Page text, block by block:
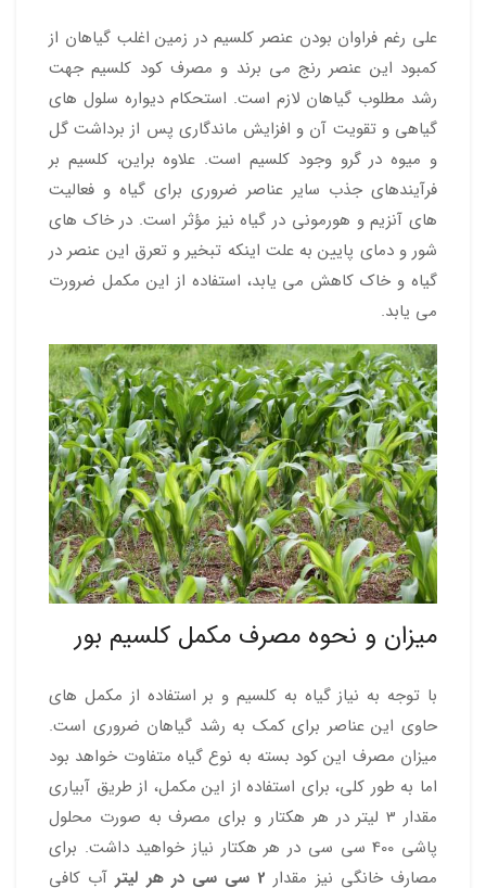
علی رغم فراوان بودن عنصر کلسیم در زمین اغلب گیاهان از
کمبود این عنصر رنج می برند و مصرف کود کلسیم جهت
رشد مطلوب گیاهان لازم است. استحکام دیواره سلول های
گیاهی و تقویت آن و افزایش ماندگاری پس از برداشت گل
و میوه در گرو وجود کلسیم است. علاوه براین، کلسیم بر
فرآیندهای جذب سایر عناصر ضروری برای گیاه و فعالیت
های آنزیم و هورمونی در گیاه نیز مؤثر است. در خاک های
شور و دمای پایین به علت اینکه تبخیر و تعرق این عنصر در
گیاه و خاک کاهش می یابد، استفاده از این مکمل ضرورت
می یابد.
میزان و نحوه مصرف مکمل کلسیم بور
با توجه به نیاز گیاه به کلسیم و بر استفاده از مکمل های
حاوی این عناصر برای کمک به رشد گیاهان ضروری است.
میزان مصرف این کود بسته به نوع گیاه متفاوت خواهد بود
اما به طور کلی، برای استفاده از این مکمل، از طریق آبیاری
مقدار 3 لیتر در هر هکتار و برای مصرف به صورت محلول
پاشی 400 سی سی در هر هکتار نیاز خواهید داشت. برای
مصارف خانگی نیز مقدار 2 سی سی در هر لیتر
آب کافی